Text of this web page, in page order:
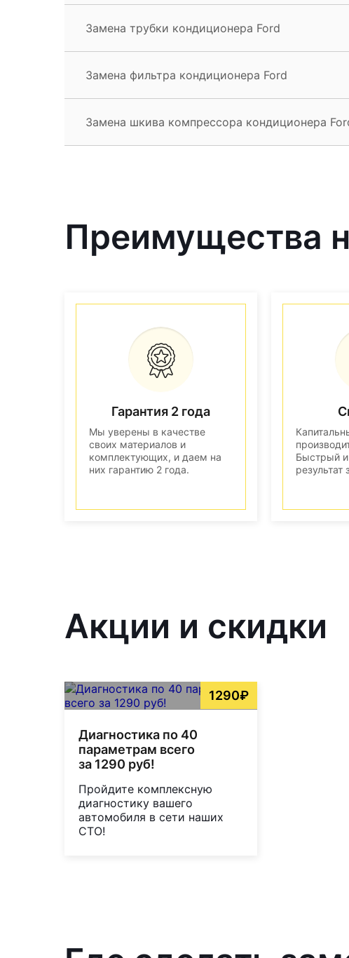
Замена трубки кондиционера Ford
Замена фильтра кондиционера Ford
Замена шкива компрессора кондиционера
Преимущества
Гарантия 2 года
Мы уверены в качестве
своих материалов и
комплектующих, и даем на
них гарантию 2 года.
Быстрый и
результат
Акции и скидки
1290₽
Диагностика по 40
параметрам всего
за 1290 руб!
Пройдите комплексную
диагностику вашего
автомобиля в сети наших
СТО!